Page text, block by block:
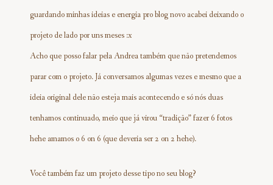
guardando minhas ideias e energia pro blog novo acabei deixando o
projeto de lado por uns meses :x
Acho que posso falar pela Andrea também que não pretendemos
parar com o projeto. Já conversamos algumas vezes e mesmo que a
ideia original dele não esteja mais acontecendo e só nós duas
tenhamos continuado, meio que já virou “tradição” fazer 6 fotos
hehe amamos o 6 on 6 (que deveria ser 2 on 2 hehe).
Você também faz um projeto desse tipo no seu blog?